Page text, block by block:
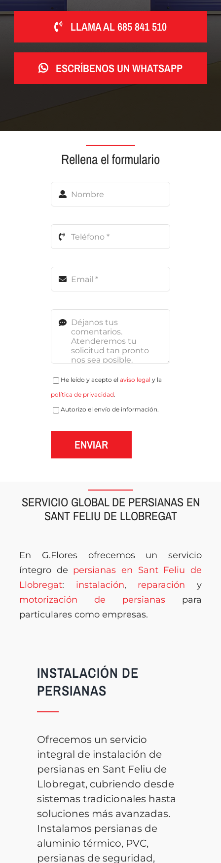
LLAMA AL 685 841 510
ESCRÍBENOS UN WHATSAPP
Rellena el formulario
He leído y acepto elaviso legal y la
política de privacidad.
Autorizo el envío de información.
ENVIAR
SERVICIO GLOBAL DE PERSIANAS EN
SANT FELIU DE LLOBREGAT
En G.Flores ofrecemos un servicio
íntegro de persianas en Sant Feliu de
Llobregat: instalación, reparación y
motorización de persianas para
particulares como empresas.
INSTALACIÓN DE
PERSIANAS
Ofrecemos un servicio
integral de instalación de
persianas en Sant Feliu de
Llobregat, cubriendo desde
sistemas tradicionales hasta
soluciones más avanzadas.
Instalamos persianas de
aluminio térmico, PVC,
persianas de seguridad,